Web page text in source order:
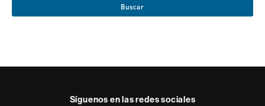
Buscar
Síguenos en las redes sociales